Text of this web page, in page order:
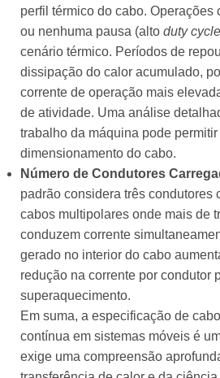
perfil térmico do cabo. Operações
ou nenhuma pausa (alto duty cycle
cenário térmico. Períodos de
dissipação do calor acumulado,
corrente de operação mais
de atividade. Uma análise
trabalho da máquina pode
dimensionamento do cabo.
Número de Condutores
padrão considera três condutores
cabos multipolares onde mais de
conduzem corrente
gerado no interior do cabo
redução na corrente por condutor
superaquecimento.
Em suma, a especificação de
contínua em sistemas móveis é
exige uma compreensão